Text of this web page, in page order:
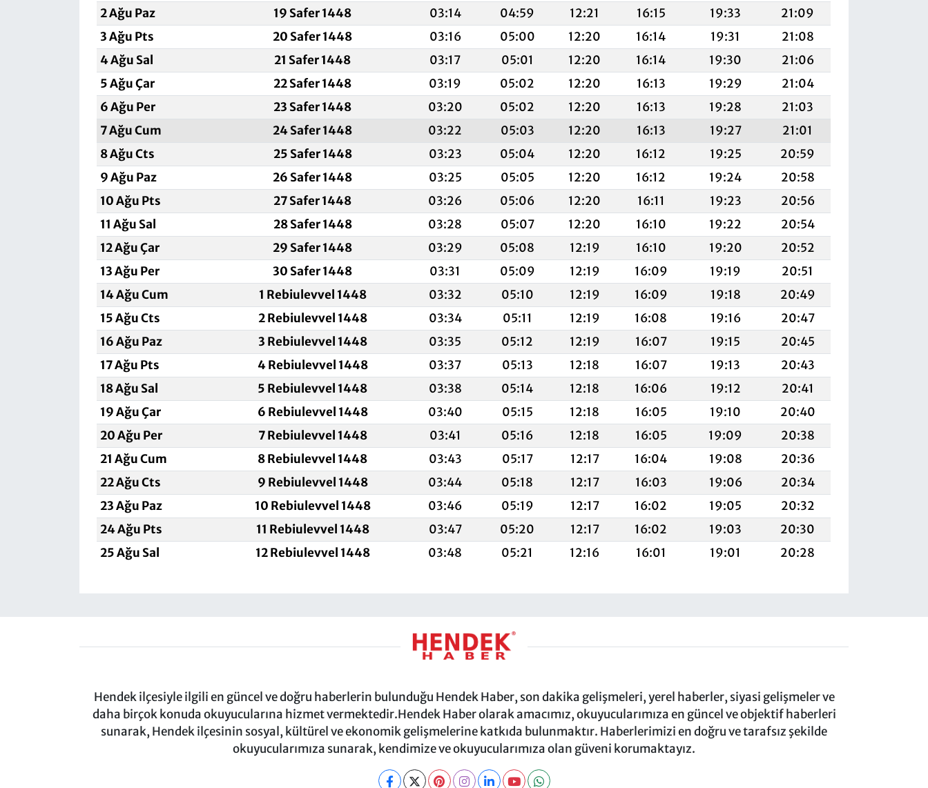
2 Ağu Paz
19 Safer 1448 03:14 04:59 12:21 16:15 19:33
21:09
3 Ağu Pts
20 Safer 1448 03:16 05:00 12:20 16:14 19:31
21:08
4 Ağu Sal
21 Safer 1448 03:17 05:01 12:20 16:14 19:30
21:06
5 Ağu Çar
22 Safer 1448 03:19 05:02 12:20 16:13 19:29
21:04
6 Ağu Per
23 Safer 1448 03:20 05:02 12:20 16:13 19:28
21:03
7 Ağu Cum
24 Safer 1448 03:22 05:03 12:20 16:13 19:27
21:01
8 Ağu Cts
25 Safer 1448 03:23 05:04 12:20 16:12 19:25
20:59
9 Ağu Paz
26 Safer 1448 03:25 05:05 12:20 16:12 19:24
20:58
10 Ağu Pts
27 Safer 1448 03:26 05:06 12:20 16:11 19:23
20:56
11 Ağu Sal
28 Safer 1448 03:28 05:07 12:20 16:10 19:22
20:54
12 Ağu Çar
29 Safer 1448 03:29 05:08 12:19 16:10 19:20
20:52
13 Ağu Per
30 Safer 1448 03:31 05:09 12:19 16:09 19:19
20:51
14 Ağu Cum
1 Rebiulevvel 1448 03:32 05:10 12:19 16:09 19:18
20:49
15 Ağu Cts
2 Rebiulevvel 1448 03:34 05:11 12:19 16:08 19:16
20:47
16 Ağu Paz
3 Rebiulevvel 1448 03:35 05:12 12:19 16:07 19:15
20:45
17 Ağu Pts
4 Rebiulevvel 1448 03:37 05:13 12:18 16:07 19:13
20:43
18 Ağu Sal
5 Rebiulevvel 1448 03:38 05:14 12:18 16:06 19:12
20:41
19 Ağu Çar
6 Rebiulevvel 1448 03:40 05:15 12:18 16:05 19:10
20:40
20 Ağu Per
7 Rebiulevvel 1448 03:41 05:16 12:18 16:05 19:09
20:38
21 Ağu Cum
8 Rebiulevvel 1448 03:43 05:17 12:17 16:04 19:08
20:36
22 Ağu Cts
9 Rebiulevvel 1448 03:44 05:18 12:17 16:03 19:06
20:34
23 Ağu Paz
10 Rebiulevvel 1448 03:46 05:19 12:17 16:02 19:05
20:32
24 Ağu Pts
11 Rebiulevvel 1448 03:47 05:20 12:17 16:02 19:03
20:30
25 Ağu Sal
12 Rebiulevvel 1448 03:48 05:21 12:16 16:01 19:01 20:28
Hendek ilçesiyle ilgili en güncel ve doğru haberlerin bulunduğu Hendek Haber, son dakika gelişmeleri, yerel haberler, siyasi gelişmeler ve
daha birçok konuda okuyucularına hizmet vermektedir.Hendek Haber olarak amacımız, okuyucularımıza en güncel ve objektif haberleri
sunarak, Hendek ilçesinin sosyal, kültürel ve ekonomik gelişmelerine katkıda bulunmaktır. Haberlerimizi en doğru ve tarafsız şekilde
okuyucularımıza sunarak, kendimize ve okuyucularımıza olan güveni korumaktayız.